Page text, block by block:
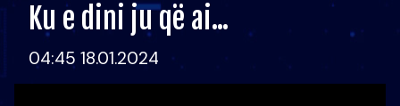
Ku e dini ju që ai...
04:45 18.01.2024